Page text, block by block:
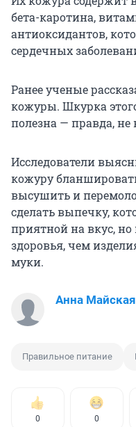
бета-каротина,
антиоксидантов,
сердечных
Ранее ученые
кожуры. Шкурка
полезна — правда,
Исследователи
кожуру
высушить и
сделать выпечку,
приятной на вкус, но
здоровья, чем
муки.
Анна Майская
Правильное питание
0 0